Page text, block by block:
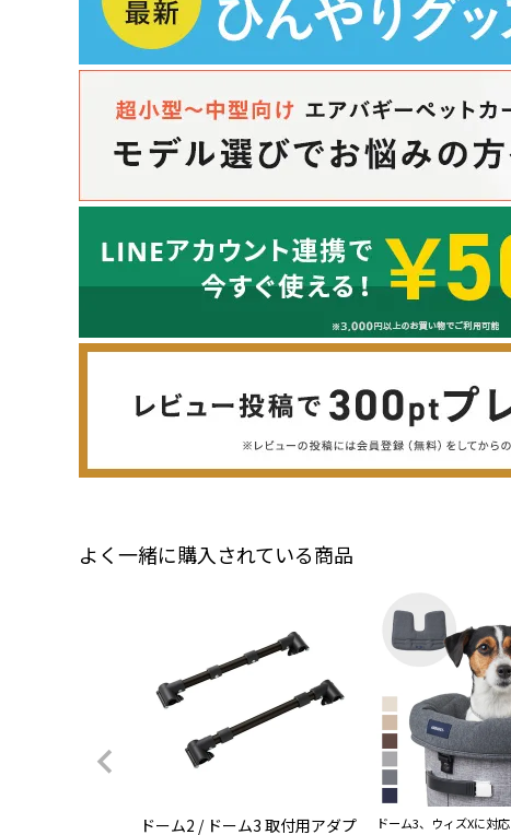
よく一緒に購入されている商品
ドーム2 / ドーム3 取付用アダプ
ドーム3、ウィズXに対応